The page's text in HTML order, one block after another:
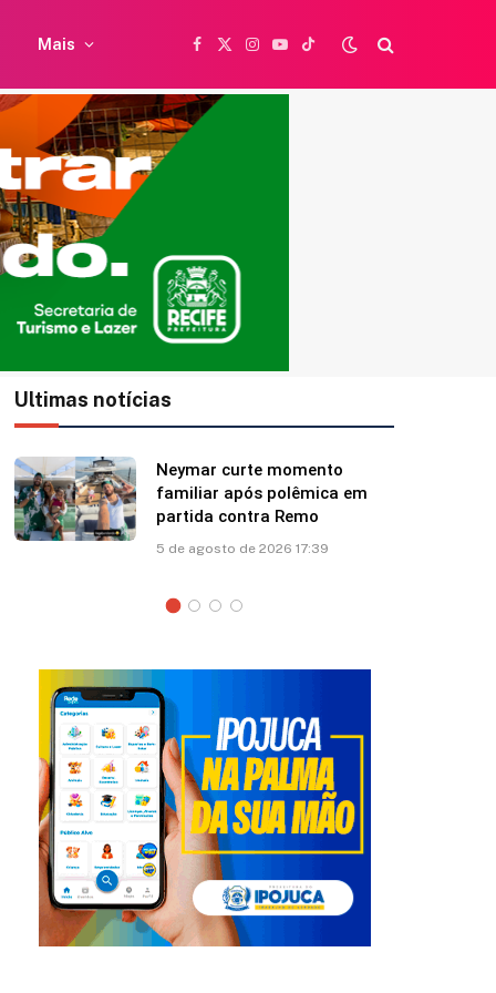
Mais
Facebook
X
Instagram
YouTubeTikTok
Ultimas notícias
Shawn Mendes faz
declaração para Bruna
Marquezine: “Você mudou
minha vida”